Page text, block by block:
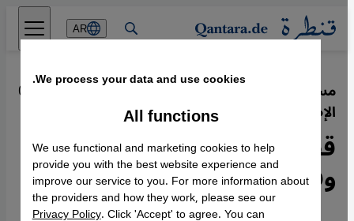
Direkt zum Inhalt springen
AR
مسودة الدستور المصري الجديد بعد
الإطاحة بمرسي
·
02.12.2013
قطار مصر السياسي يسير
وفق إرادة الأمن والجيش
We process your data and use cookies.
All functions
We use functional and marketing cookies to help
provide you with the best website experience and
improve our service to you. For more information about
the providers and how they work, please see our
Privacy Policy. Click 'Accept' to agree. You can